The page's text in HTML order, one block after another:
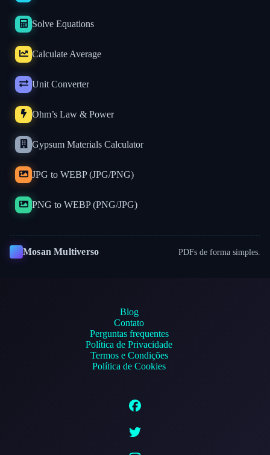
Solve Equations
Calculate Average
Unit Converter
Ohm’s Law & Power
Gypsum Materials Calculator
JPG to WEBP (JPG/PNG)
PNG to WEBP (PNG/JPG)
Mosan Multiverso PDFs de forma simples.
Blog
Contato
Perguntas frequentes
Política de Privacidade
Termos e Condições
Política de Cookies